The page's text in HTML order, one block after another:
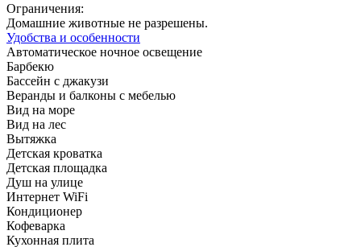
Ограничения:
Домашние животные не разрешены.
Удобства и особенности
Автоматическое ночное освещение
Барбекю
Бассейн с джакузи
Веранды и балконы с мебелью
Вид на море
Вид на лес
Вытяжка
Детская кроватка
Детская площадка
Душ на улице
Интернет WiFi
Кондиционер
Кофеварка
Кухонная плита